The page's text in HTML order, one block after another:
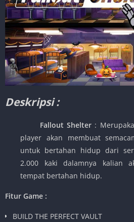
Deskripsi :
Fallout Shelter :
player akan membuat
untuk bertahan hidup dari
2.000 kaki dalamnya kalian
tempat bertahan hidup.
Fitur Game :
BUILD THE PERFECT VAULT